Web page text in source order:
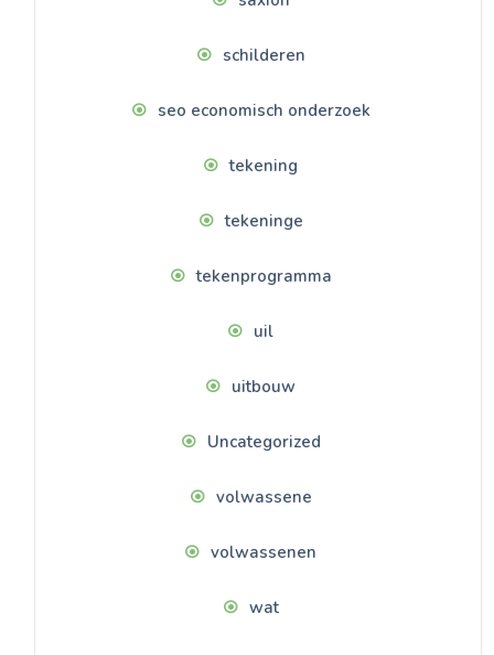
schilderen
seo economisch onderzoek
tekening
tekeninge
tekenprogramma
uil
uitbouw
Uncategorized
volwassene
volwassenen
wat